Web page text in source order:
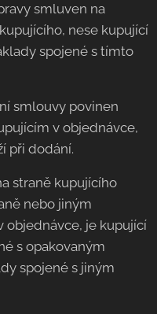
smluven na
nese kupující
spojené s tímto
smlouvy povinen
v objednávce,
při dodání.
straně kupujícího
nebo jiným
objednávce, je kupující
s opakovaným
spojené s jiným